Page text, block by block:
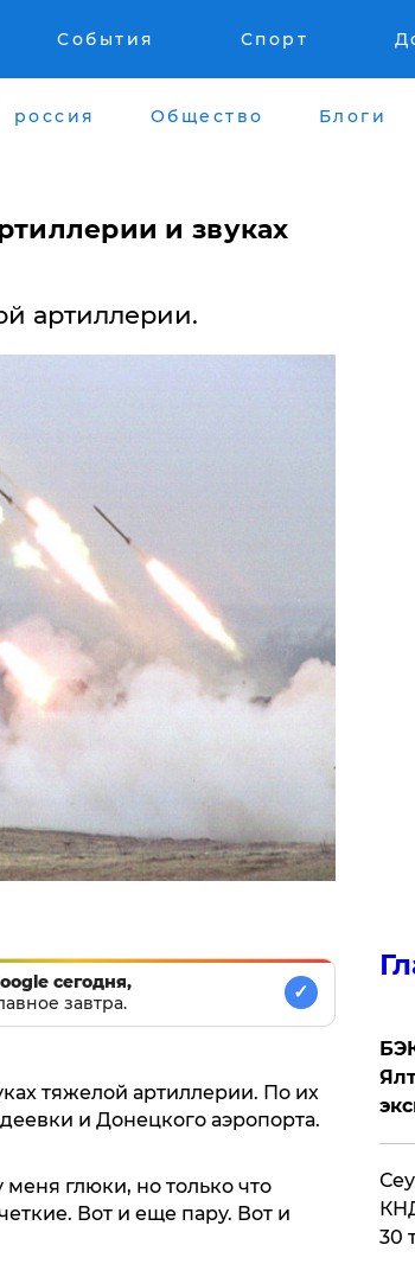
События Спорт
россия Общество Блоги
и звуках
артиллерии.
сегодня,
завтра.
✓
тяжелой артиллерии. По их
и Донецкого аэропорта.
глюки, но только что
Вот и еще пару. Вот и
30